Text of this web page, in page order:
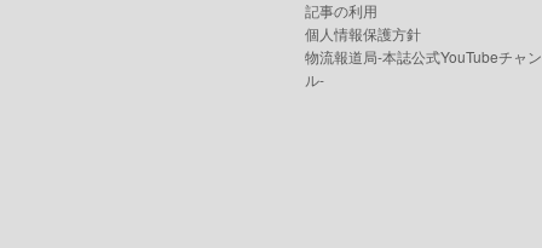
記事の利用
個人情報保護方針
物流報道局-本誌公式YouTubeチャ
ル-